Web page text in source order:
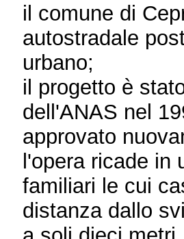
il comune di
autostradale
urbano;
il progetto è
dell'ANAS nel
approvato
l'opera ricade in
familiari le cui
distanza dallo